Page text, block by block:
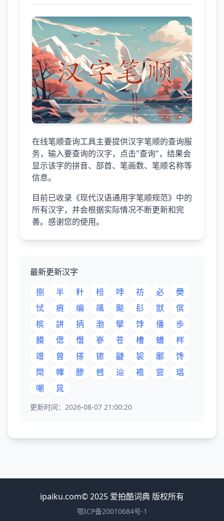
在线笔顺查询工具主要提供汉字笔顺的查询服
务，输入要查询的汉字，点击"查询"，结果会
显示该字的拼音、部首、笔画数、笔顺名称等
信息。
目前已收录《现代汉语通用字笔顺规范》中的
所有汉字，并会根据实际情况不断更新和完
善。感谢您的使用。
最新更新汉字
捌
半 籵 棓 哱 祊 必
奰
恜
痟 编 飊 颷 髟 獃
傧
槟
誁 抦 渤 擘 饽 僠
歩
饃
偲 憯 嵾 苍 槽 螬
梣
竲
曾 搽 镲 疀 袃 鄽
馋
閗
幝 醦 乸 辿 襜 尝
琩
嘲
晁
更新时间：2026-08-07 21:00:20
ipaiku.com© 2025 爱拍酷词典 版权所有
鄂ICP备20010684号-1